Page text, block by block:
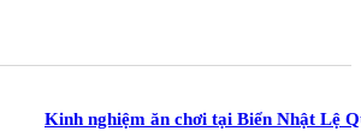
Kinh nghiệm ăn chơi tại Biển Nhật Lệ